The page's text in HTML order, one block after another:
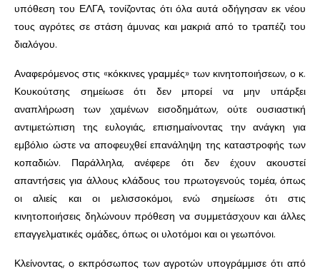
υπόθεση του ΕΛΓΑ, τονίζοντας ότι όλα αυτά οδήγησαν εκ νέου
τους αγρότες σε στάση άμυνας και μακριά από το τραπέζι του
διαλόγου.
Αναφερόμενος στις «κόκκινες γραμμές» των κινητοποιήσεων, ο κ.
Κουκούτσης σημείωσε ότι δεν μπορεί να μην υπάρξει
αναπλήρωση των χαμένων εισοδημάτων, ούτε ουσιαστική
αντιμετώπιση της ευλογιάς, επισημαίνοντας την ανάγκη για
εμβόλιο ώστε να αποφευχθεί επανάληψη της καταστροφής των
κοπαδιών. Παράλληλα, ανέφερε ότι δεν έχουν ακουστεί
απαντήσεις για άλλους κλάδους του πρωτογενούς τομέα, όπως
οι αλιείς και οι μελισσοκόμοι, ενώ σημείωσε ότι στις
κινητοποιήσεις δηλώνουν πρόθεση να συμμετάσχουν και άλλες
επαγγελματικές ομάδες, όπως οι υλοτόμοι και οι γεωπόνοι.
Κλείνοντας, ο εκπρόσωπος των αγροτών υπογράμμισε ότι από